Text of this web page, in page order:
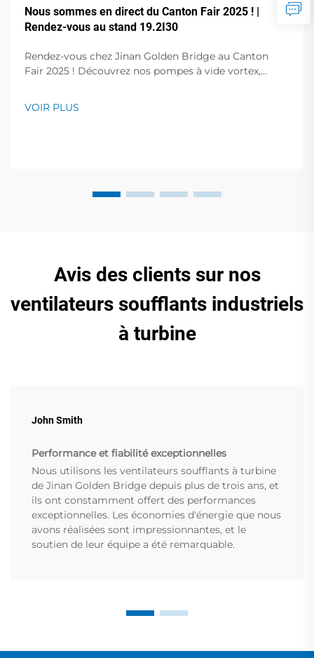
Nous sommes en direct du Canton Fair 2025 ! |
Rendez-vous au stand 19.2I30
Rendez-vous chez Jinan Golden Bridge au Canton
Fair 2025 ! Découvrez nos pompes à vide vortex,
plus encore. Démonstrations en direct au stand
VOIR PLUS
Avis des clients sur nos
ventilateurs soufflants industriels
à turbine
John Smith
Performance et fiabilité exceptionnelles
Nous utilisons les ventilateurs soufflants à turbine
de Jinan Golden Bridge depuis plus de trois ans, et
ils ont constamment offert des performances
exceptionnelles. Les économies d'énergie que nous
avons réalisées sont impressionnantes, et le
soutien de leur équipe a été remarquable.